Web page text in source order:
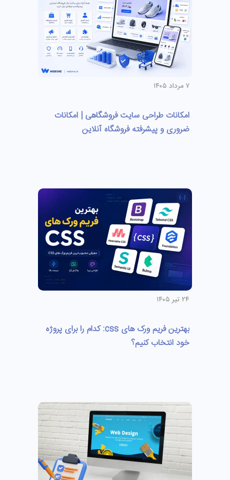
۷ مرداد ۱۴۰۵
امکانات طراحی سایت فروشگاهی | امکانات
ضروری و پیشرفته فروشگاه آنلاین
۲۴ تیر ۱۴۰۵
بهترین فریم ورک های css: کدام را برای پروژه
خود انتخاب کنیم؟